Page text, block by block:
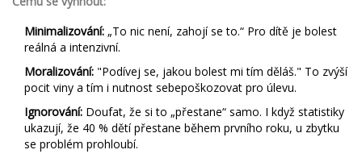
Minimalizování: „To nic není, zahojí se to.“ Pro dítě je bolest
reálná a intenzivní.
Moralizování: "Podívej se, jakou bolest mi tím děláš." To zvýší
pocit viny a tím i nutnost sebepoškozovat pro úlevu.
Ignorování: Doufat, že si to „přestane“ samo. I když statistiky
ukazují, že 40 % dětí přestane během prvního roku, u zbytku
se problém prohloubí.